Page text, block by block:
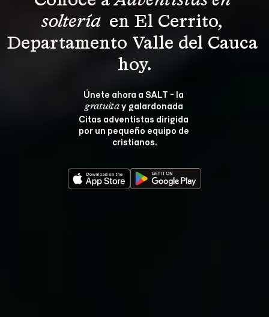
soltería en El Cerrito,
Departamento Valle del Cauca
hoy.
Únete ahora a SALT - la
gratuita y galardonada
Citas adventistas dirigida
por un pequeño equipo de
cristianos.